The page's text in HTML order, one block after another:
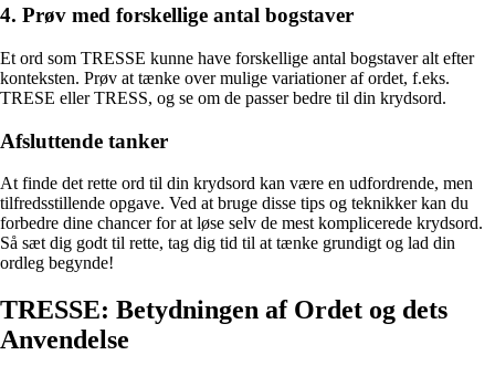
4. Prøv med forskellige antal bogstaver
Et ord som TRESSE kunne have forskellige antal bogstaver alt efter
konteksten. Prøv at tænke over mulige variationer af ordet, f.eks.
TRESE eller TRESS, og se om de passer bedre til din krydsord.
Afsluttende tanker
At finde det rette ord til din krydsord kan være en udfordrende, men
tilfredsstillende opgave. Ved at bruge disse tips og teknikker kan du
forbedre dine chancer for at løse selv de mest komplicerede krydsord.
Så sæt dig godt til rette, tag dig tid til at tænke grundigt og lad din
ordleg begynde!
TRESSE: Betydningen af Ordet og dets
Anvendelse